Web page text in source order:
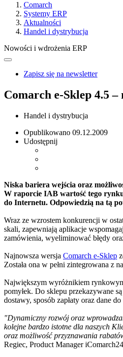
Comarch
Systemy ERP
Aktualności
Handel i dystrybucja
Nowości i wdrożenia ERP
Zapisz się na newsletter
Comarch e-Sklep 4.5
Handel i dystrybucja
Opublikowano 09.12.2009
Udostępnij
Niska bariera wejścia oraz
W raporcie IAB wartość tego rynku
do Internetu. Odpowiedzią na tą
Wraz ze wzrostem konkurencji w
skali, zapewniają aplikacje
zamówienia, wyeliminować błędy
Najnowsza wersja Comarch e-Sklep
Została ona w pełni zintegrowana
Największym wyróżnikiem
pomyłek. Do sklepu przekazywane
dostawy, sposób zapłaty oraz dane
"Dynamiczny rozwój oraz
kolejne bardzo istotne dla naszych
oraz możliwość przyznawania
Regiec, Product Manager